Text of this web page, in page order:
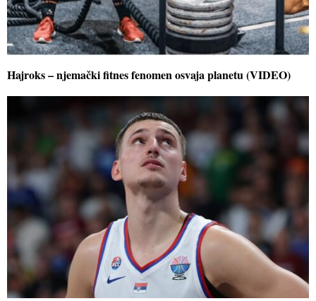
Hajroks – njemački fitnes fenomen osvaja planetu (VIDEO)